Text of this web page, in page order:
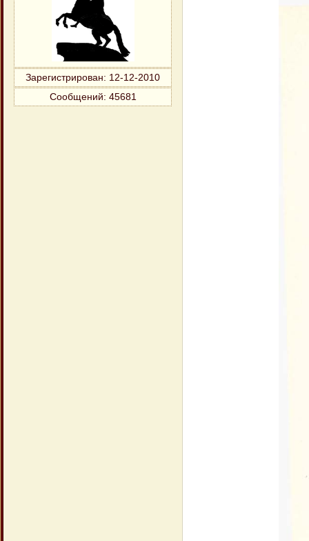
Зарегистрирован: 12-12-2010
Сообщений: 45681